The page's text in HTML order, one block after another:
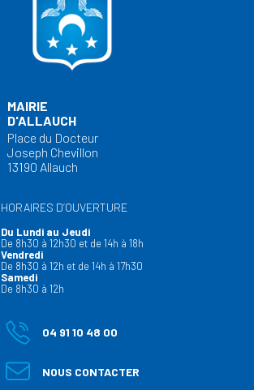
MAIRIE
D'ALLAUCH
Place du Docteur
Joseph Chevillon
13190 Allauch
HORAIRES D’OUVERTURE
Du Lundi au Jeudi
De 8h30 à 12h30 et de 14h à 18h
Vendredi
De 8h30 à 12h et de 14h à 17h30
Samedi
De 8h30 à 12h
04 91 10 48 00
NOUS CONTACTER